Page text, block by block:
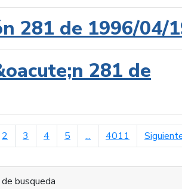
281 de 1996/04/
281 de
2 3 4 5 ... 4011
busqueda